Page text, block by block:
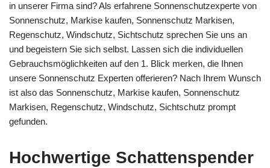
in unserer Firma sind? Als erfahrene Sonnenschutzexperte von
Sonnenschutz, Markise kaufen, Sonnenschutz Markisen,
Regenschutz, Windschutz, Sichtschutz sprechen Sie uns an
und begeistern Sie sich selbst. Lassen sich die individuellen
Gebrauchsmöglichkeiten auf den 1. Blick merken, die Ihnen
unsere Sonnenschutz Experten offerieren? Nach Ihrem Wunsch
ist also das Sonnenschutz, Markise kaufen, Sonnenschutz
Markisen, Regenschutz, Windschutz, Sichtschutz prompt
gefunden.
Hochwertige Schattenspender